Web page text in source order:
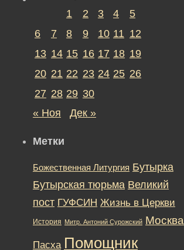
1
2 3 4
5
6
7 8 9 10 11 12
13 14 15 16 17 18 19
20 21 22 23 24 25 26
27 28 29 30
« Ноя
Дек »
Метки
Божественная Литургия Бутырка
Бутырская тюрьма Великий
пост ГУФСИН Жизнь в Церкви
История Митр. Антоний Сурожский Москва
Пасха Помощник